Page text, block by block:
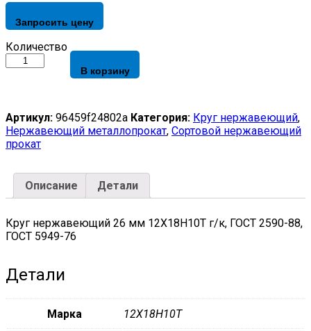
Запросить цену
Круг
нержавеющий
г/
к,
ГОСТ
2590-
ГОСТ
5949-
quantity
Количество
В корзину
Артикул: 96459f24802a Категория: Круг нержавеющий,
Нержавеющий металлопрокат, Сортовой нержавеющий
прокат
Описание Детали
Круг нержавеющий 26 мм 12Х18Н10Т г/к, ГОСТ 2590-88,
ГОСТ 5949-76
Детали
Марка 12Х18Н10Т